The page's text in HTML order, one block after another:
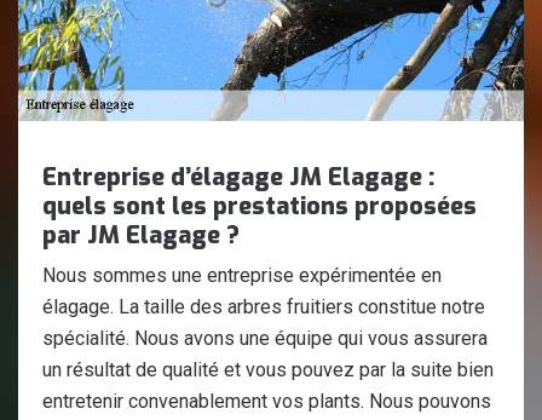
Entreprise d’élagage JM Elagage :
quels sont les prestations proposées
par JM Elagage ?
Nous sommes une entreprise expérimentée en
élagage. La taille des arbres fruitiers constitue notre
spécialité. Nous avons une équipe qui vous assurera
un résultat de qualité et vous pouvez par la suite bien
entretenir convenablement vos plants. Nous pouvons